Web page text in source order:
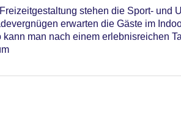
stehen die Sport- und
erwarten die Gäste im
kann man nach einem erlebnisreichen